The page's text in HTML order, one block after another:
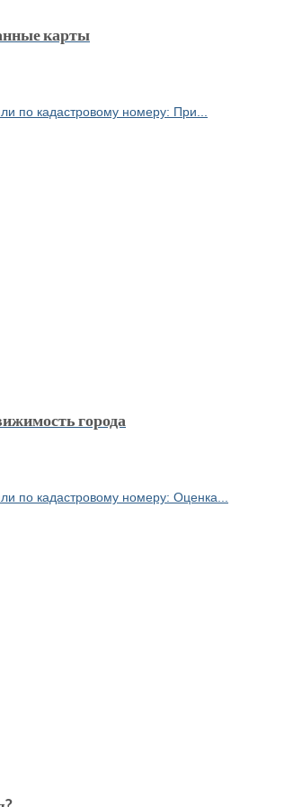
карты
по кадастровому номеру: При...
города
по кадастровому номеру: Оценка...